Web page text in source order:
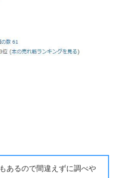
あるので間違えずに調べや